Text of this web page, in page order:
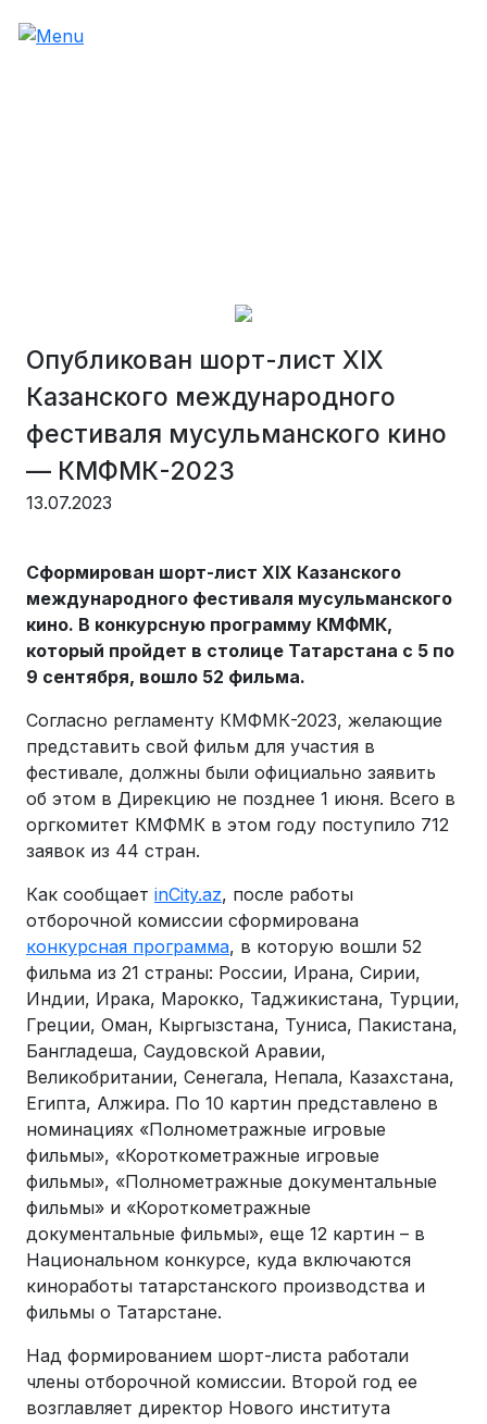
Опубликован шорт-лист XIX
Казанского международного
фестиваля мусульманского кино
— КМФМК-2023
13.07.2023
Сформирован шорт-лист XIX Казанского
международного фестиваля мусульманского
кино. В конкурсную программу КМФМК,
который пройдет в столице Татарстана с 5 по
9 сентября, вошло 52 фильма.
Согласно регламенту КМФМК-2023, желающие
представить свой фильм для участия в
фестивале, должны были официально заявить
об этом в Дирекцию не позднее 1 июня. Всего в
оргкомитет КМФМК в этом году поступило 712
заявок из 44 стран.
Как сообщает inCity.az, после работы
отборочной комиссии сформирована
конкурсная программа, в которую вошли 52
фильма из 21 страны: России, Ирана, Сирии,
Индии, Ирака, Марокко, Таджикистана, Турции,
Греции, Оман, Кыргызстана, Туниса, Пакистана,
Бангладеша, Саудовской Аравии,
Великобритании, Сенегала, Непала, Казахстана,
Египта, Алжира. По 10 картин представлено в
номинациях «Полнометражные игровые
фильмы», «Короткометражные игровые
фильмы», «Полнометражные документальные
фильмы» и «Короткометражные
документальные фильмы», еще 12 картин – в
Национальном конкурсе, куда включаются
киноработы татарстанского производства и
фильмы о Татарстане.
Над формированием шорт-листа работали
члены отборочной комиссии. Второй год ее
возглавляет директор Нового института